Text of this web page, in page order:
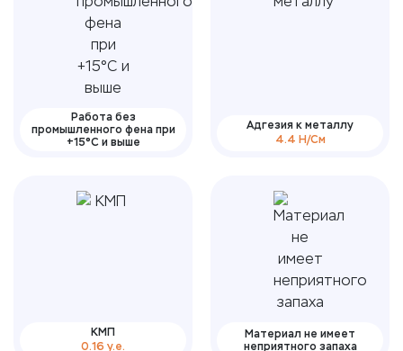
Работа без
промышленного фена при
+15°С и выше
Адгезия к металлу
4.4 Н/См
КМП
0.16 у.е.
Материал не имеет
неприятного запаха